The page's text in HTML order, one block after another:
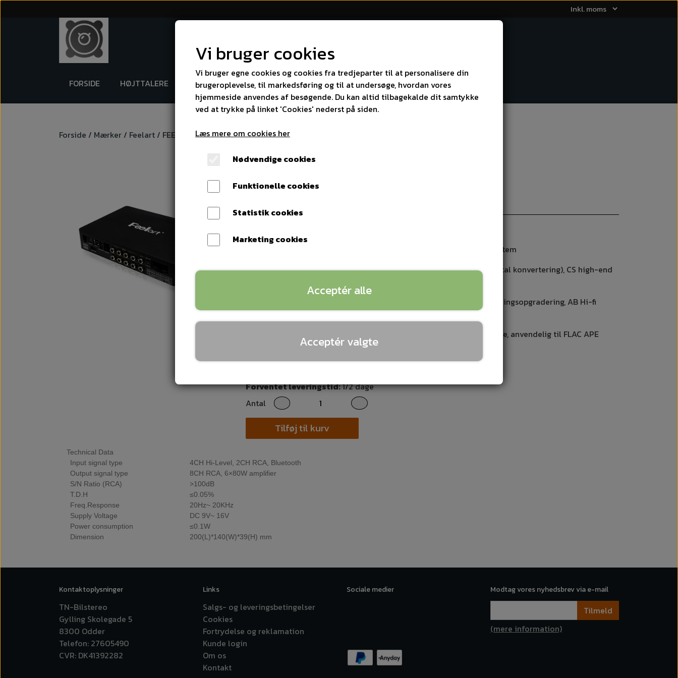
FORSIDE HØJTTALERE SUBWOOFER FORSTÆRKERE DSP MÆRKER BILSTEREO TILBEHØR
Forside Mærker Feelart FEELART DSP-F68
FEELART DSP-F68
2.286,73 kr.
Tabsfri opgradering af 8-kanals DSP og 6-kanals effektforstærkersystem
• AKM high-end DSP hoved-IC, AKM high-end ADC IC (analog-til-digital konvertering), CS high-end
• Fremragende lydkvalitet, isoleret strømforsyning designet til spændingsopgradering, AB Hi-fi
niveau TDA7850, Hi-fi niveau operationsforstærker TI5332
• OTG direkte forbindelse med mobiltelefon, Bluetooth 5.2 dual-mode, anvendelig til FLAC APE
WMA MP3 MP4 WAV DTS ALAC
Forventet leveringstid:1/2 dage
Antal
Tilføj til kurv
Technical Data
Input signal type
4CH Hi-Level, 2CH RCA, Bluetooth
Output signal type
8CH RCA, 6×80W amplifier
S/N Ratio (RCA)
>100dB
T.D.H
≤0.05%
Freq.Response
20Hz~ 20KHz
Supply Voltage
DC 9V~ 16V
Power consumption
≤0.1W
Dimension
200(L)*140(W)*39(H) mm
Kontaktoplysninger
TN-Bilstereo
Gylling Skolegade 5
8300 Odder
Telefon: 27605490
CVR: DK41392282
Links
Salgs- og leveringsbetingelser
Cookies
Fortrydelse og reklamation
Kunde login
Om os
Kontakt
Sociale medier Modtag vores nyhedsbrev via e-mail
Tilmeld
(mere information)
Vi bruger cookies
Vi bruger egne cookies og cookies fra tredjeparter til at personalisere din
brugeroplevelse, til markedsføring og til at undersøge, hvordan vores
hjemmeside anvendes af besøgende. Du kan altid tilbagekalde dit samtykke
ved at trykke på linket 'Cookies' nederst på siden.
Læs mere om cookies her
Nødvendige cookies
Funktionelle cookies
Statistik cookies
Marketing cookies
Acceptér alle
Acceptér valgte